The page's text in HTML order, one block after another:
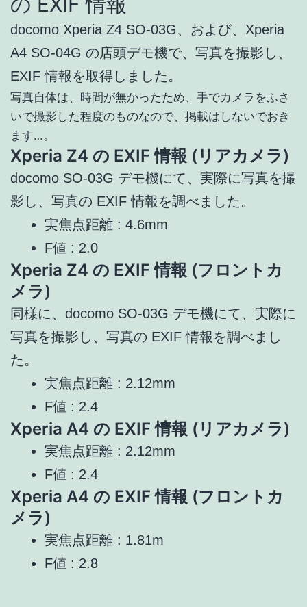
docomo Xperia Z4 SO-03G、および、Xperia
A4 SO-04G の店頭デモ機で、写真を撮影し、
EXIF 情報を取得しました。
写真自体は、時間が無かったため、手でカメラをふさ
いで撮影した程度のものなので、掲載はしないでおき
ます…。
Xperia Z4 の EXIF 情報 (リアカメラ)
docomo SO-03G デモ機にて、実際に写真を撮
影し、写真の EXIF 情報を調べました。
実焦点距離 : 4.6mm
F値 : 2.0
Xperia Z4 の EXIF 情報 (フロントカ
メラ)
同様に、docomo SO-03G デモ機にて、実際に
写真を撮影し、写真の EXIF 情報を調べまし
た。
実焦点距離 : 2.12mm
F値 : 2.4
Xperia A4 の EXIF 情報 (リアカメラ)
実焦点距離 : 2.12mm
F値 : 2.4
Xperia A4 の EXIF 情報 (フロントカ
メラ)
実焦点距離 : 1.81m
F値 : 2.8